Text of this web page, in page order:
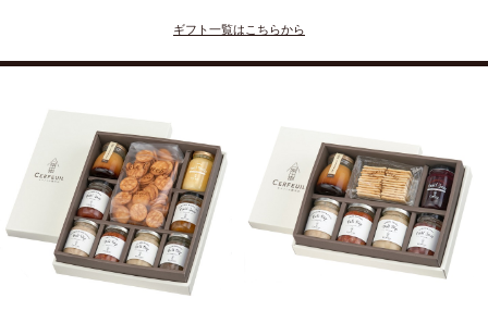
ギフト一覧はこちらから